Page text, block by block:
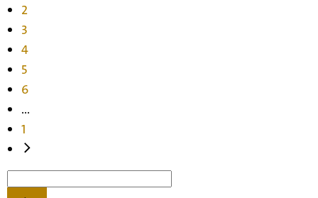
2
3
4
5
6
...
1